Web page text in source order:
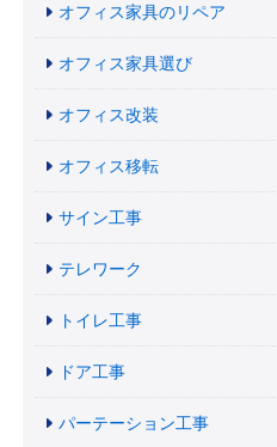
オフィス家具のリペア
オフィス家具選び
オフィス改装
オフィス移転
サイン工事
テレワーク
トイレ工事
ドア工事
パーテーション工事